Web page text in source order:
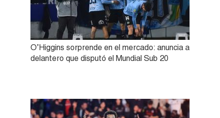
O’Higgins sorprende en el mercado: anuncia a
delantero que disputó el Mundial Sub 20